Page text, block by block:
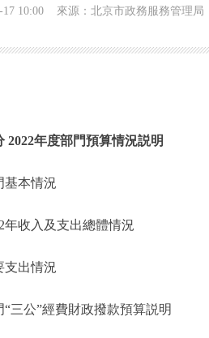
17 10:00 來源：北京市政務服務管理局
2022年度部門預算情況説明
本情況
收入及支出總體情況
出情況
公”經費財政撥款預算説明